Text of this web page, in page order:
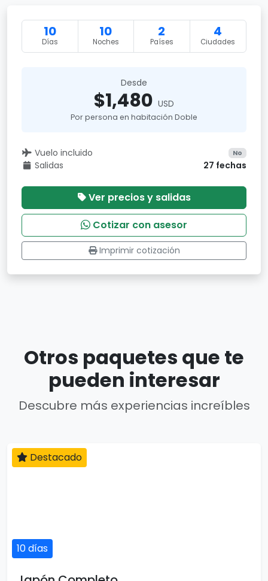
10
Días
10
Noches
2
Países
4
Ciudades
Desde
$1,480 USD
Por persona en habitación Doble
Vuelo incluido No
Salidas 27 fechas
Ver precios y salidas
Cotizar con asesor
Imprimir cotización
Otros paquetes que te
pueden interesar
Descubre más experiencias increíbles
10 días
Destacado